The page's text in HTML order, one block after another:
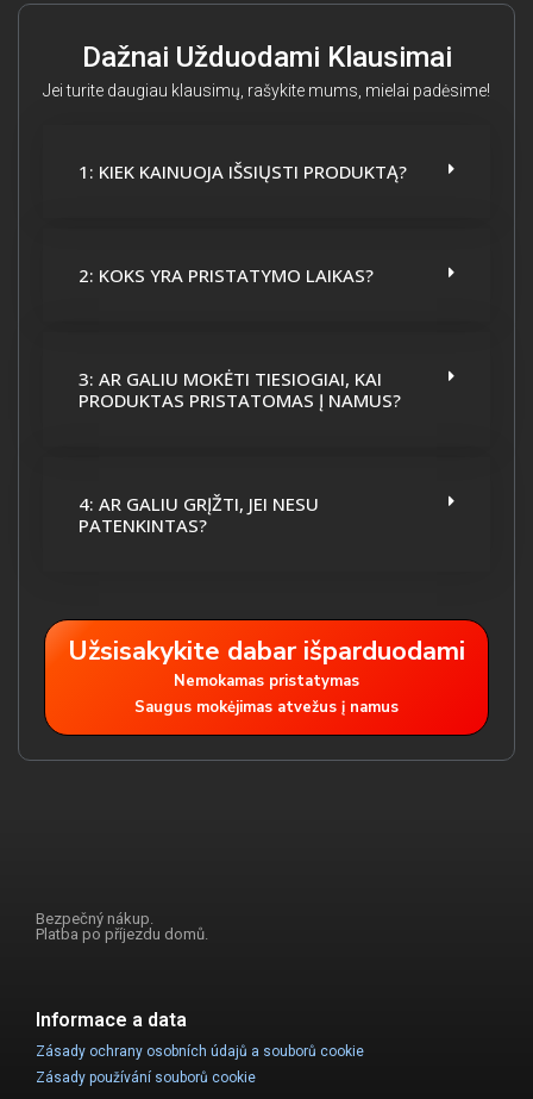
Dažnai Užduodami Klausimai
Jei turite daugiau klausimų, rašykite mums, mielai padėsime!
1: KIEK KAINUOJA IŠSIŲSTI PRODUKTĄ?
2: KOKS YRA PRISTATYMO LAIKAS?
3: AR GALIU MOKĖTI TIESIOGIAI, KAI
PRODUKTAS PRISTATOMAS Į NAMUS?
4: AR GALIU GRĮŽTI, JEI NESU
PATENKINTAS?
Užsisakykite dabar išparduodami
Nemokamas pristatymas
Saugus mokėjimas atvežus į namus
Bezpečný nákup.
Platba po příjezdu domů.
Informace a data
Zásady ochrany osobních údajů a souborů cookie
Zásady používání souborů cookie